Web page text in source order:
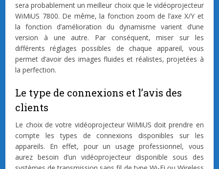
sera probablement un meilleur choix que le vidéoprojecteur
WiMiUS 7800. De même, la fonction zoom de l’axe X/Y et
la fonction d’amélioration du dynamisme varient d’une
version à une autre. Par conséquent, miser sur les
différents réglages possibles de chaque appareil, vous
permet d’avoir des images fluides et réalistes, projetées à
la perfection.
Le type de connexions et l’avis des
clients
Le choix de votre vidéoprojecteur WiMiUS doit prendre en
compte les types de connexions disponibles sur les
appareils. En effet, pour un usage professionnel, vous
aurez besoin d’un vidéoprojecteur disponible sous des